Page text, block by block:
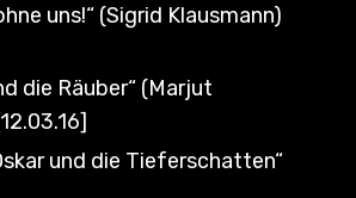
uns!“ (Sigrid Klausmann)
die Räuber“ (Marjut
und die Tieferschatten“